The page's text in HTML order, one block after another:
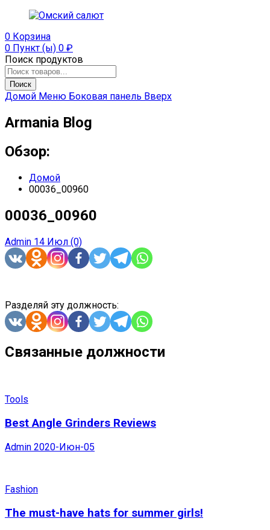
0 Корзина
0 Пункт (ы) 0 ₽
Поиск продуктов
Поиск
Домой Меню Боковая панель Вверх
Armania Blog
Обзор:
Домой
00036_00960
00036_00960
Admin 14 Июл (0)
Разделяй эту должность:
Связанные должности
Tools
Best Angle Grinders Reviews
Admin 2020-Июн-05
Fashion
The must-have hats for summer girls!